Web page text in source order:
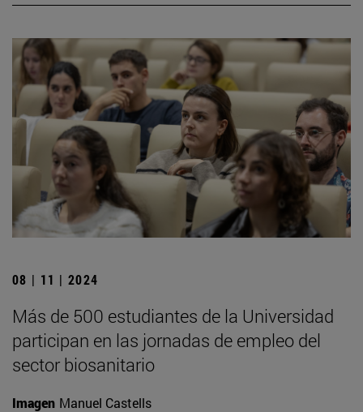
08 | 11 | 2024
Más de 500 estudiantes de la Universidad
participan en las jornadas de empleo del
sector biosanitario
Imagen Manuel Castells